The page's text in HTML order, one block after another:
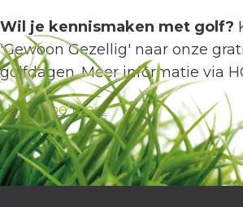
Wil je kennismaken met golf?
'Gewoon Gezellig' naar onze
golfdagen. Meer informatie via
HGC Doe Mee!